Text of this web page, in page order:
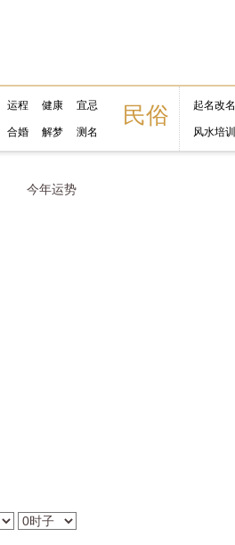
运程 健康 宜忌
合婚 解梦 测名
民俗 起名改名
风水培训
今年运势